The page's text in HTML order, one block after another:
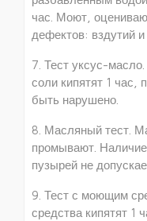
час. Моют,
дефектов: вздутий
7. Тест уксус-
соли кипятят 1
быть нарушено.
8. Масляный тест.
промывают.
пузырей не
9. Тест с моющим
средства кипятят 1